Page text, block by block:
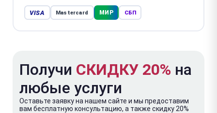
VISA Mastercard МИР СБП
Получи СКИДКУ 20% на
любые услуги
Оставьте заявку на нашем сайте и мы предоставим
вам бесплатную консультацию, а также скидку 20%